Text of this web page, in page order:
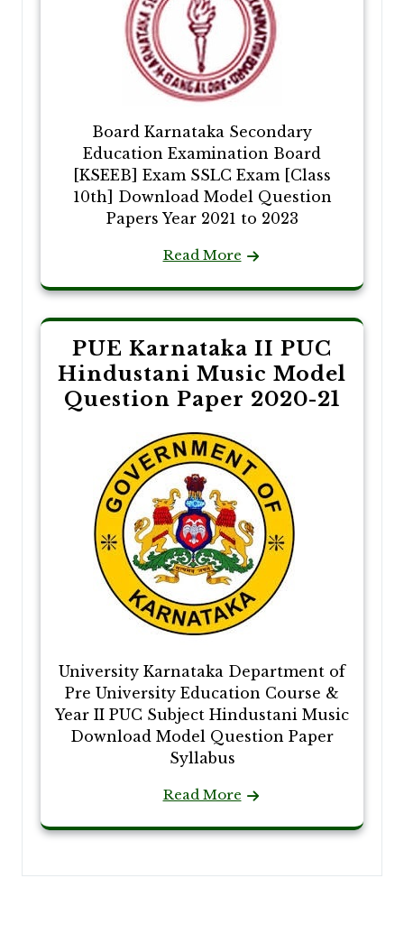
Board Karnataka Secondary
Education Examination Board
[KSEEB] Exam SSLC Exam [Class
10th] Download Model Question
Papers Year 2021 to 2023
Read More
PUE Karnataka II PUC
Hindustani Music Model
Question Paper 2020-21
University Karnataka Department of
Pre University Education Course &
Year II PUC Subject Hindustani Music
Download Model Question Paper
Syllabus
Read More